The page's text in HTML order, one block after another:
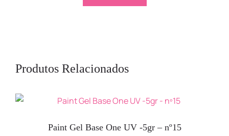
Produtos Relacionados
Paint Gel Base One UV -5gr – nº15